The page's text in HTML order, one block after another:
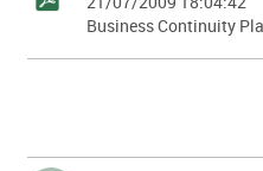
Business Continuity